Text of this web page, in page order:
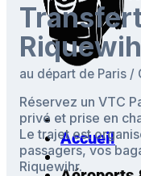
Accueil
au départ de Paris /
Réservez un VTC
privé et prise en
Le trajet est
passagers, vos
Riquewihr.